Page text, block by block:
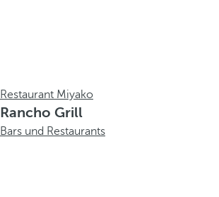
Restaurant Miyako
Rancho Grill
Bars und Restaurants